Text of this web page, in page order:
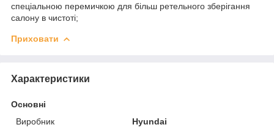
спеціальною перемичкою для більш ретельного зберігання
салону в чистоті;
Приховати
Характеристики
Основні
Виробник
Hyundai